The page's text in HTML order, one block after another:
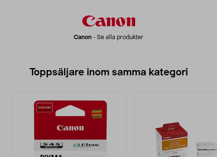
Canon - Se alla produkter
Toppsäljare inom samma kategori